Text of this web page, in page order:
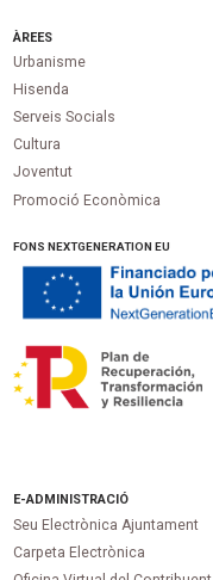
ÀREES
Urbanisme
Hisenda
Serveis Socials
Cultura
Joventut
Promoció Econòmica
FONS NEXTGENERATION EU
E-ADMINISTRACIÓ
Seu Electrònica Ajuntament
Carpeta Electrònica